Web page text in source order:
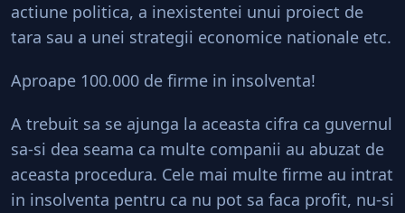
actiune politica, a inexistentei unui proiect de
tara sau a unei strategii economice nationale etc.
Aproape 100.000 de firme in insolventa!
A trebuit sa se ajunga la aceasta cifra ca guvernul
sa-si dea seama ca multe companii au abuzat de
aceasta procedura. Cele mai multe firme au intrat
in insolventa pentru ca nu pot sa faca profit, nu-si